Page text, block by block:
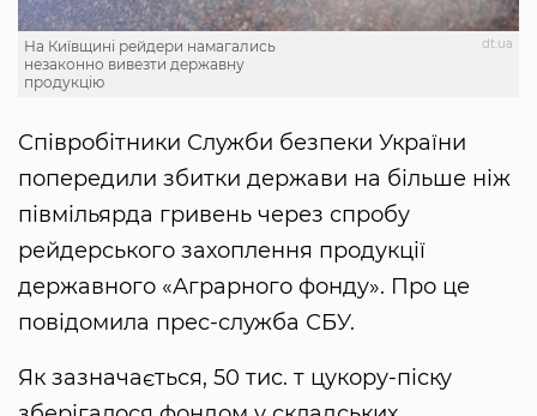
dt.ua
На Київщині рейдери намагались
незаконно вивезти державну
продукцію
Співробітники Служби безпеки України
попередили збитки держави на більше ніж
півмільярда гривень через спробу
рейдерського захоплення продукції
державного «Аграрного фонду». Про це
повідомила прес-служба СБУ.
Як зазначається, 50 тис. т цукору-піску